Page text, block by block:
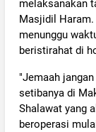
melaksanakan
Masjidil Haram.
menunggu
beristirahat di
"Jemaah
setibanya di
Shalawat yang
beroperasi